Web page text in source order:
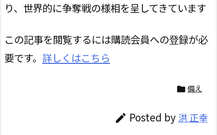
り、世界的に争奪戦の様相を呈してきています
この記事を閲覧するには購読会員への登録が必
要です。 詳しくはこちら
 備え
 Posted by 洪 正幸